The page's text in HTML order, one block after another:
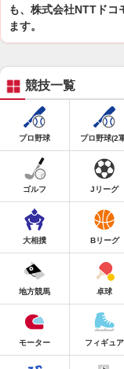
も、株式会社NTTドコ
ます。
競技一覧
プロ野球 プロ野球(2
ゴルフ Jリーグ
大相撲 Bリーグ
地方競馬 卓球
モーター フィギュア